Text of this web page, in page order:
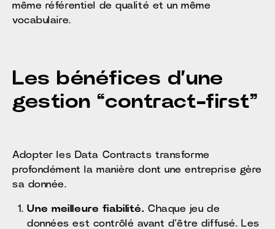
même référentiel de qualité et un même
vocabulaire.
Les bénéfices d’une
gestion “contract-first”
Adopter les Data Contracts transforme
profondément la manière dont une entreprise gère
sa donnée.
Une meilleure fiabilité. Chaque jeu de
données est contrôlé avant d’être diffusé. Les